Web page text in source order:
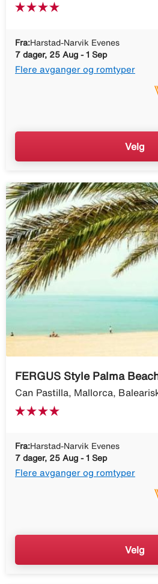
Fra:Harstad-Narvik Evenes
7 dager, 25 Aug - 1 Sep
Flere avganger og romtyper
Velg
FERGUS Style Palma
Can Pastilla, Mallorca,
Fra:Harstad-Narvik Evenes
7 dager, 25 Aug - 1 Sep
Flere avganger og romtyper
Velg